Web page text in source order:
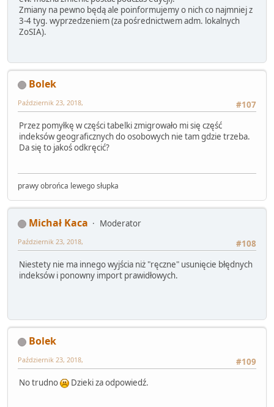
Zmiany na pewno będą ale poinformujemy o nich co najmniej z
3-4 tyg. wyprzedzeniem (za pośrednictwem adm. lokalnych
ZoSIA).
Bolek
#107
Październik 23, 2018,
Przez pomyłkę w części tabelki zmigrowało mi się część
indeksów geograficznych do osobowych nie tam gdzie trzeba.
Da się to jakoś odkręcić?
prawy obrońca lewego słupka
Michał Kaca
Moderator
#108
Październik 23, 2018,
Niestety nie ma innego wyjścia niż "ręczne" usunięcie błędnych
indeksów i ponowny import prawidłowych.
Bolek
#109
Październik 23, 2018,
No trudno Dzieki za odpowiedź.